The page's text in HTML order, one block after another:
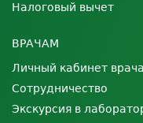
Налоговый вычет
ВРАЧАМ
Личный кабинет врача
Сотрудничество
Экскурсия в